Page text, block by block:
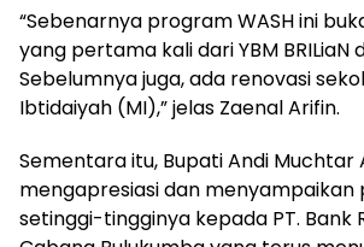
“Sebenarnya program WASH ini
yang pertama kali dari YBM BRILiaN
Sebelumnya juga, ada renovasi
Ibtidaiyah (MI),” jelas Zaenal Arifin.
Sementara itu, Bupati Andi Muchtar
mengapresiasi dan menyampaikan
setinggi-tingginya kepada PT. Bank